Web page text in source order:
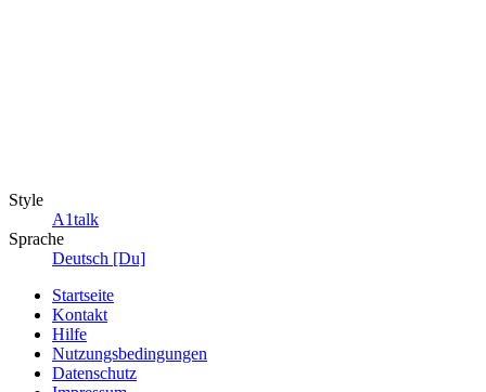
Style
A1talk
Sprache
Deutsch [Du]
Startseite
Kontakt
Hilfe
Nutzungsbedingungen
Datenschutz